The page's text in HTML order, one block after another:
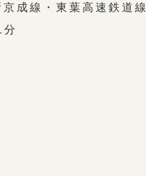
成線・東葉高速鉄道線